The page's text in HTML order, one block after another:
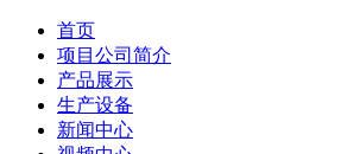
首页
项目公司简介
产品展示
生产设备
新闻中心